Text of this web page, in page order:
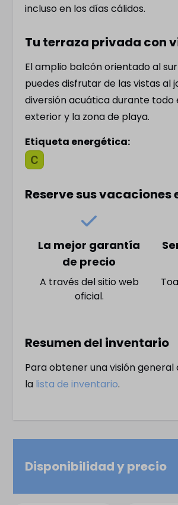
Dormitorio
Cuna incl. ropa de cama
(previo pago)
Mesilla de noche
Dos camas individuales
Amplios armarios
Caja fuerte (de pago)
Ropa de cama incluida
Perchas
incluso en los días cálidos.
Tu terraza privada con
El amplio balcón orientado al
puedes disfrutar de las vistas al
diversión acuática durante todo
exterior y la zona de playa.
Etiqueta energética:
Reserve sus
La mejor garantía
de precio
A través del sitio web
oficial.
Resumen del inventario
Para obtener una visión
la lista de inventario.
Disponibilidad y precio